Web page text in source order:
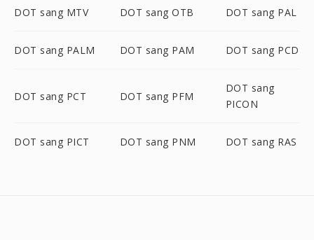
DOT sang MTV DOT sang OTB DOT sang PAL
DOT sang PALM DOT sang PAM DOT sang PCD
DOT sang PCT DOT sang PFM
DOT sang
PICON
DOT sang PICT DOT sang PNM DOT sang RAS